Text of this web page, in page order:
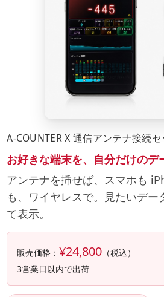
A-COUNTER X 通信アンテナ接続セ
お好きな端末を、自分だけのデ
アンテナを挿せば、スマホも
も、ワイヤレスで。見たいデー
て表示。
販売価格： ¥24,800 （税込）
3営業日以内で出荷